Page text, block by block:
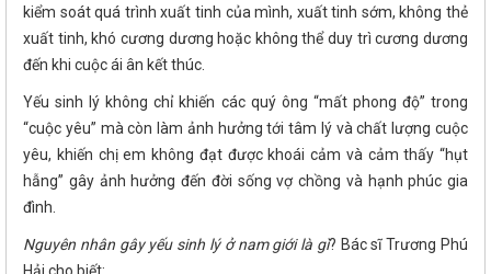
kiểm soát quá trình xuất tinh của mình, xuất tinh sớm, không thẻ
xuất tinh, khó cương dương hoặc không thể duy trì cương dương
đến khi cuộc ái ân kết thúc.
Yếu sinh lý không chỉ khiến các quý ông “mất phong độ” trong
“cuộc yêu” mà còn làm ảnh hưởng tới tâm lý và chất lượng cuộc
yêu, khiến chị em không đạt được khoái cảm và cảm thấy “hụt
hẫng” gây ảnh hưởng đến đời sống vợ chồng và hạnh phúc gia
đình.
Nguyên nhân gây yếu sinh lý ở nam giới là gì? Bác sĩ Trương Phú